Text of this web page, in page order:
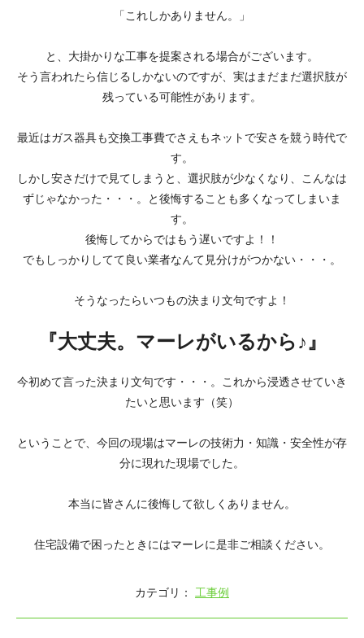
「これしかありません。」
と、大掛かりな工事を提案される場合がございます。
そう言われたら信じるしかないのですが、実はまだまだ選択肢が
残っている可能性があります。
最近はガス器具も交換工事費でさえもネットで安さを競う時代で
す。
しかし安さだけで見てしまうと、選択肢が少なくなり、こんなは
ずじゃなかった・・・。と後悔することも多くなってしまいま
す。
後悔してからではもう遅いですよ！！
でもしっかりしてて良い業者なんて見分けがつかない・・・。
そうなったらいつもの決まり文句ですよ！
『大丈夫。マーレがいるから♪』
今初めて言った決まり文句です・・・。これから浸透させていき
たいと思います（笑）
ということで、今回の現場はマーレの技術力・知識・安全性が存
分に現れた現場でした。
本当に皆さんに後悔して欲しくありません。
住宅設備で困ったときにはマーレに是非ご相談ください。
カテゴリ： 工事例